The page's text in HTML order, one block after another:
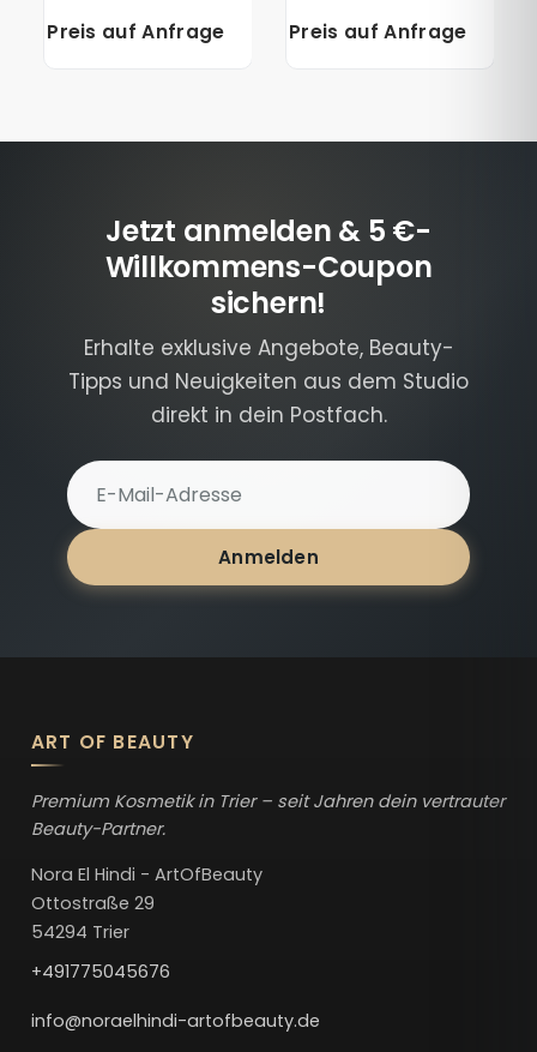
Preis auf Anfrage
Gerät – 3 Packungen
Preis auf Anfrage
Jetzt anmelden & 5 €-
Willkommens-Coupon
sichern!
Erhalte exklusive Angebote, Beauty-
Tipps und Neuigkeiten aus dem Studio
direkt in dein Postfach.
E-Mail-Adresse für Newsletter
Anmelden
ART OF BEAUTY
Premium Kosmetik in Trier – seit Jahren dein vertrauter
Beauty-Partner.
Nora El Hindi - ArtOfBeauty
Ottostraße 29
54294 Trier
+491775045676
info@noraelhindi-artofbeauty.de